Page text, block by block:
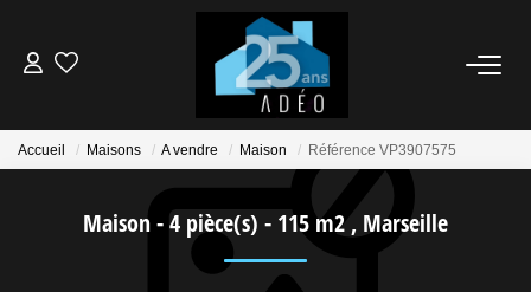
VENDEUR
ACQUÉREUR
LOCATIONS
Accueil Maisons A vendre Maison Référence VP3907575
Maison - 4 pièce(s) - 115 m2, Marseille